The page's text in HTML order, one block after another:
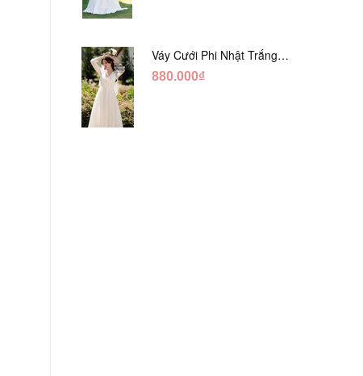
Váy Cưới Phi Nhật Trắng
Tay Phối Ren Lửng DC554
880.000₫